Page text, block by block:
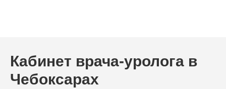
Кабинет врача-уролога в
Чебоксарах